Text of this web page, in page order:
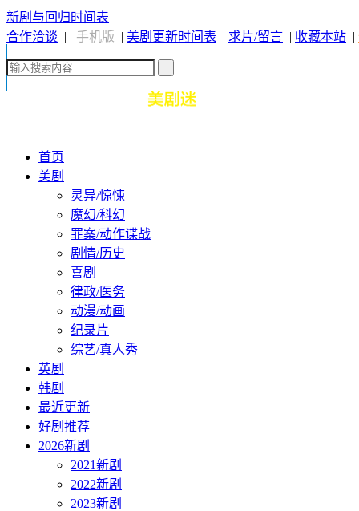
新剧与回归时间表
合作洽谈 | 手机版 | 美剧更新时间表 | 求片/留言 | 收藏本站 |
首页
美剧
灵异/惊悚
魔幻/科幻
罪案/动作谍战
剧情/历史
喜剧
律政/医务
动漫/动画
纪录片
综艺/真人秀
英剧
韩剧
最近更新
好剧推荐
2026新剧
2021新剧
2022新剧
2023新剧